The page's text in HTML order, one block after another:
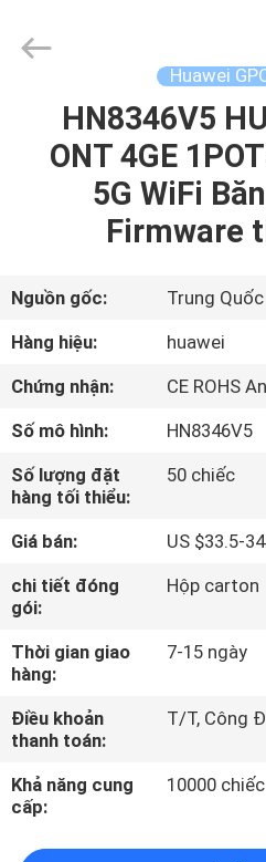
TRANG
CHỦ
PHẨM
VỀ
TÔI
THAM
QUAN
NHÀ
KIỂM
SOÁT
CHẤT
LƯỢNG
LIMITED.
Huawei
HN8346V5
ONT 4GE
5G WiFi
Firmware
Nguồn gốc:
Trung Quốc
Hàng hiệu:
huawei
Chứng nhận:
CE ROHS
Số mô hình:
HN8346V5
Số lượng đặt
hàng tối thiểu:
50 chiếc
Giá bán:
US $33.5-
chi tiết đóng
gói:
Hộp carton
Thời gian giao
hàng:
7-15 ngày
Điều khoản
thanh toán:
T/T, Công
Khả năng cung
cấp:
10000